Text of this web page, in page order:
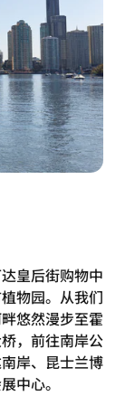
皇后街购物中
物园。从我们
悠然漫步至霍
，前往南岸公
岸、昆士兰博
中心。